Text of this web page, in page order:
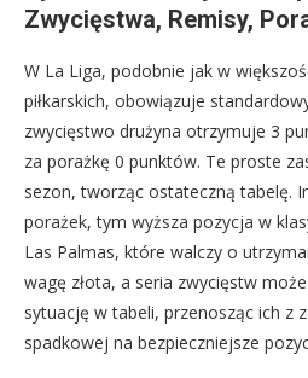
Zwycięstwa, Remisy,
W La Liga, podobnie jak w
piłkarskich, obowiązuje
zwycięstwo drużyna otrzymuje 3
za porażkę 0 punktów. Te proste
sezon, tworząc ostateczną tabelę.
porażek, tym wyższa pozycja w
Las Palmas, które walczy o
wagę złota, a seria zwycięstw
sytuację w tabeli, przenosząc ich z
spadkowej na bezpieczniejsze